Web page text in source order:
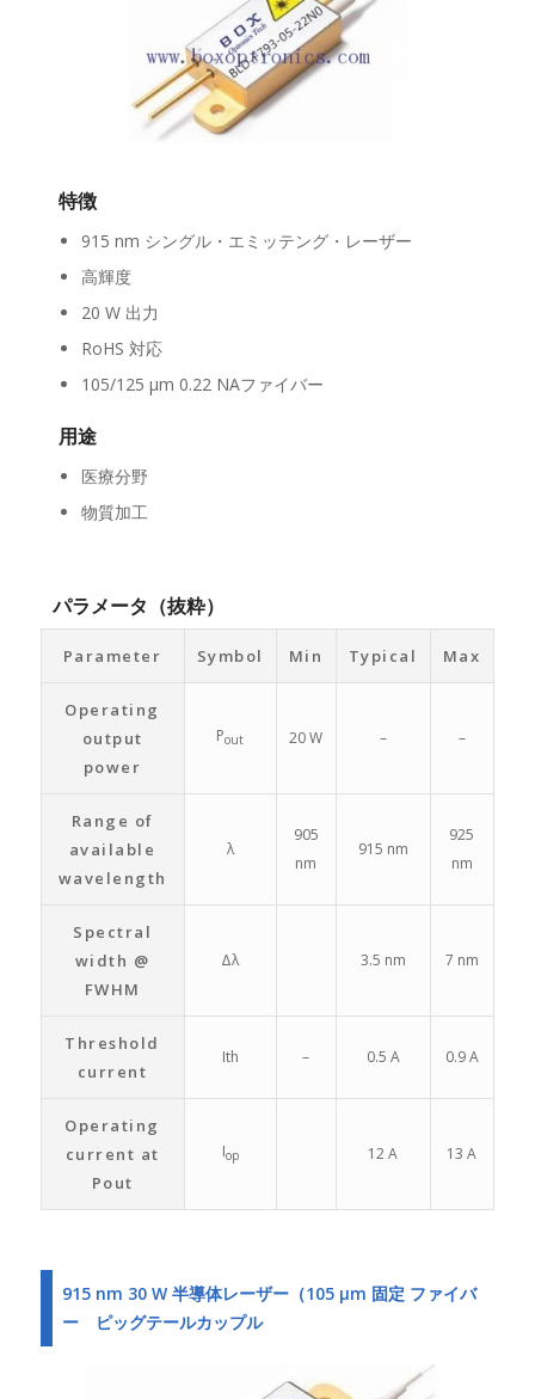
特徴
915 nm シングル・エミッテング・レーザー
高輝度
20 W 出力
RoHS 対応
105/125 μm 0.22 NAファイバー
用途
医療分野
物質加工
パラメータ（抜粋）
Parameter Symbol Min Typical Max
Operating
output
power
Pout 20 W – –
Range of
available
wavelength
λ
905
nm
915 nm
925
nm
Spectral
width @
FWHM
Δλ 3.5 nm 7 nm
Threshold
current
Ith – 0.5 A 0.9 A
Operating
current at
Pout
Iop 12 A 13 A
915 nm 30 W 半導体レーザー（105 µm 固定 ファイバ
ー ピッグテールカップル